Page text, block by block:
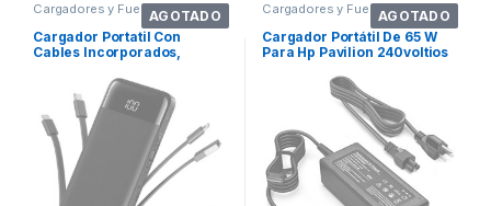
AGOTADO
Cargadores y Fuentes
Cargador Portatil Con
Cables Incorporados,
AGOTADO
Cargadores y Fuentes
Cargador Portátil De 65 W
Para Hp Pavilion 240voltios